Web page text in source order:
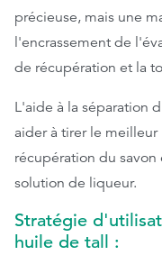
précieuse, mais une
l'encrassement de
de récupération et la
L'aide à la séparation
aider à tirer le
récupération du
solution de liqueur.
Stratégie
huile de tall :